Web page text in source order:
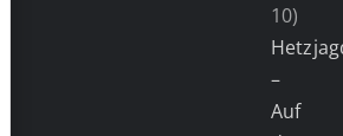
10)
–
Auf